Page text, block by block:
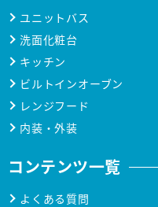
ユニットバス
洗面化粧台
キッチン
ビルトインオーブン
レンジフード
内装・外装
コンテンツ一覧
よくある質問